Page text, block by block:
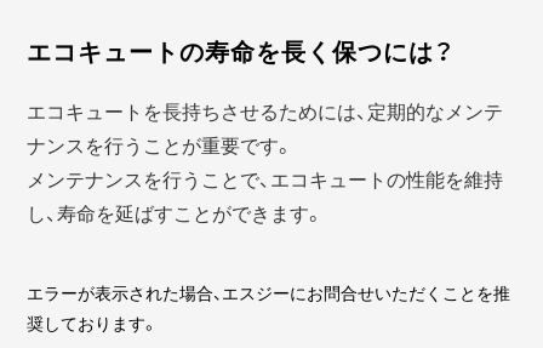
エコキュートの寿命を長く保つには？
エコキュートを長持ちさせるためには、定期的なメンテ
ナンスを行うことが重要です。
メンテナンスを行うことで、エコキュートの性能を維持
し、寿命を延ばすことができます。
エラーが表示された場合、エスジーにお問合せいただくことを推
奨しております。